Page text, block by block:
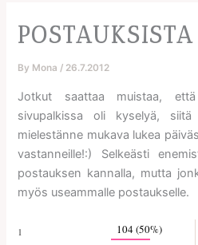
POSTAUKSISTA
By Mona / 26.7.2012
Jotkut saattaa muistaa,
sivupalkissa oli kyselyä, siitä
mielestänne mukava lukea
vastanneille!:) Selkeästi
postauksen kannalla, mutta
myös useammalle postaukselle.
1 104 (50%)